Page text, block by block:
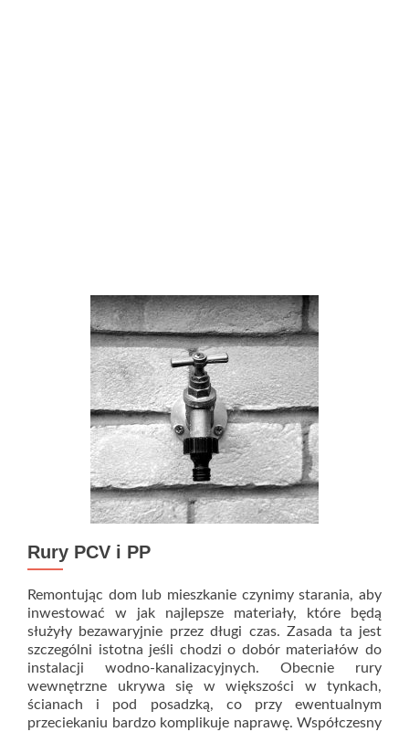
Rury PCV i PP
Remontując dom lub mieszkanie czynimy starania, aby
inwestować w jak najlepsze materiały, które będą
służyły bezawaryjnie przez długi czas. Zasada ta jest
szczególni istotna jeśli chodzi o dobór materiałów do
instalacji wodno-kanalizacyjnych. Obecnie rury
wewnętrzne ukrywa się w większości w tynkach,
ścianach i pod posadzką, co przy ewentualnym
przeciekaniu bardzo komplikuje naprawę. Współczesny